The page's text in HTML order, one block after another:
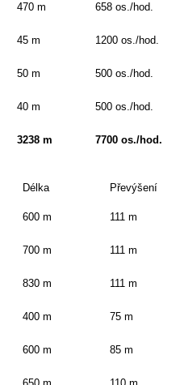
470 m 658 os./hod.
45 m 1200 os./hod.
50 m 500 os./hod.
40 m 500 os./hod.
3238 m 7700 os./hod.
Délka Převýšení
600 m 111 m
700 m 111 m
830 m 111 m
400 m 75 m
600 m 85 m